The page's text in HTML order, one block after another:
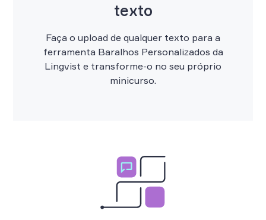
texto
Faça o upload de qualquer texto para a
ferramenta Baralhos Personalizados da
Lingvist e transforme-o no seu próprio
minicurso.